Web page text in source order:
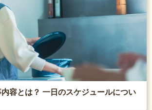
容とは？ 一日のスケジュールについ